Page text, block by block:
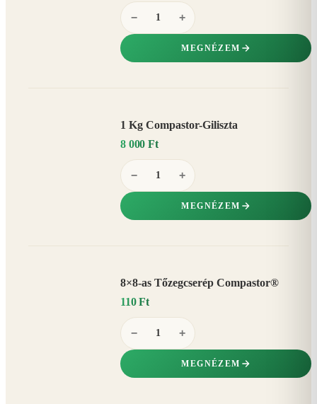
− +
MEGNÉZEM
1 Kg Compastor-Giliszta
8 000 Ft
− +
MEGNÉZEM
8×8-as Tőzegcserép Compastor®
110 Ft
− +
MEGNÉZEM